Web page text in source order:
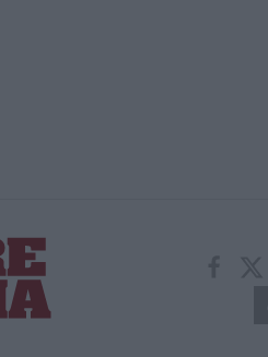
Dai Piani per il rischio sismico